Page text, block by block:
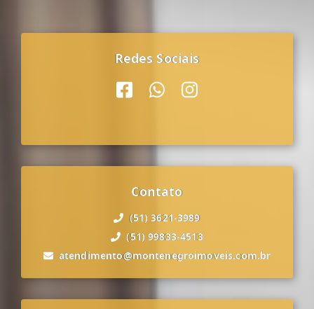
Redes Sociais
Contato
(51) 3621-3989
(51) 99833-4513
atendimento@montenegroimoveis.com.br